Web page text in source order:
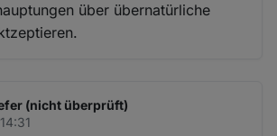
über übernatürliche
(nicht überprüft)